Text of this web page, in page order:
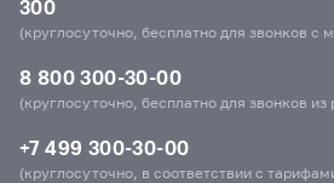
300
(круглосуточно, бесплатно для звонков с
8 800 300-30-00
(круглосуточно, бесплатно для звонков из
+7 499 300-30-00
(круглосуточно, в соответствии с